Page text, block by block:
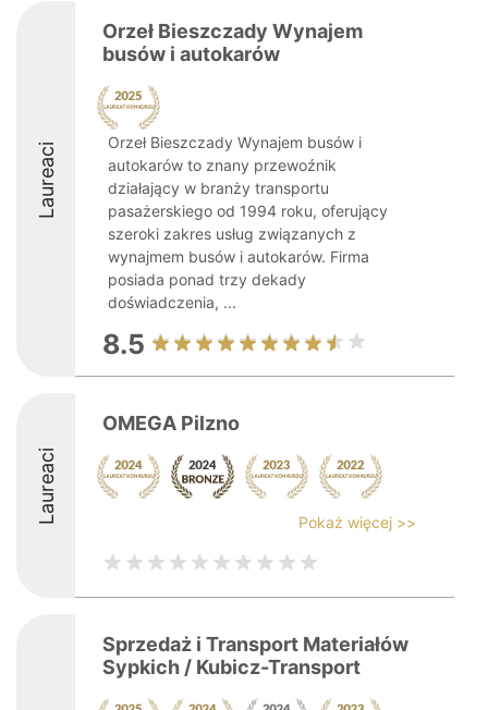
Laureaci
Orzeł Bieszczady Wynajem
busów i autokarów
Orzeł Bieszczady Wynajem busów i
autokarów to znany przewoźnik
działający w branży transportu
pasażerskiego od 1994 roku, oferujący
szeroki zakres usług związanych z
wynajmem busów i autokarów. Firma
posiada ponad trzy dekady
doświadczenia, ...
8.5
Laureaci
OMEGA Pilzno
Pokaż więcej >>
Sprzedaż i Transport Materiałów
Sypkich / Kubicz-Transport